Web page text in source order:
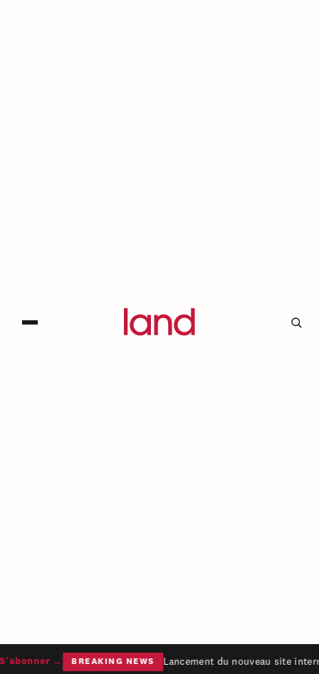
→ BREAKING NEWS Lancement du nouveau site